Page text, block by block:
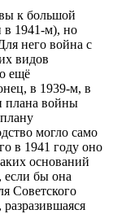
к большой
в 1941-м), но
него война с
видов
ещё
в 1939-м, в
плана войны
могло само
в 1941 году оно
оснований
если бы она
Советского